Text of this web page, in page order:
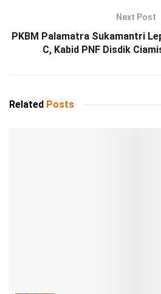
Next Post
PKBM Palamatra Sukamantri
C, Kabid PNF Disdik
Related Posts